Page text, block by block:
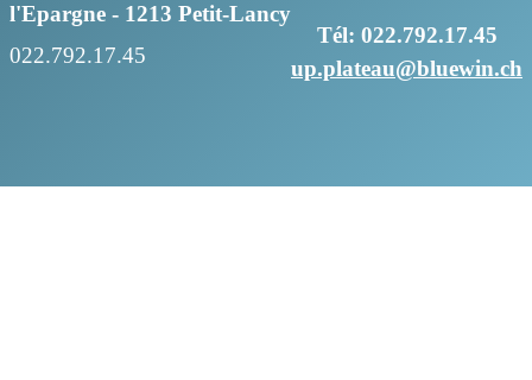
l'Epargne - 1213 Petit-Lancy
022.792.17.45
Tél: 022.792.17.45
up.plateau@bluewin.ch